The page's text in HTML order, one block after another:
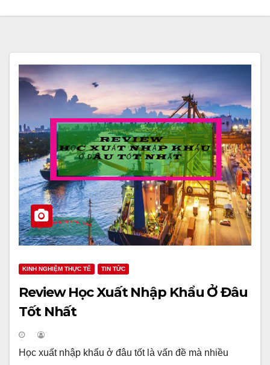
KINH NGHIỆM THỰC TẾ TIN TỨC
Review Học Xuất Nhập Khẩu Ở Đâu
Tốt Nhất
Học xuất nhập khẩu ở đâu tốt là vấn đề mà nhiều